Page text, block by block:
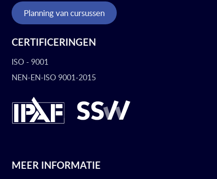
Planning van cursussen
CERTIFICERINGEN
ISO - 9001
NEN-EN-ISO 9001-2015
MEER INFORMATIE